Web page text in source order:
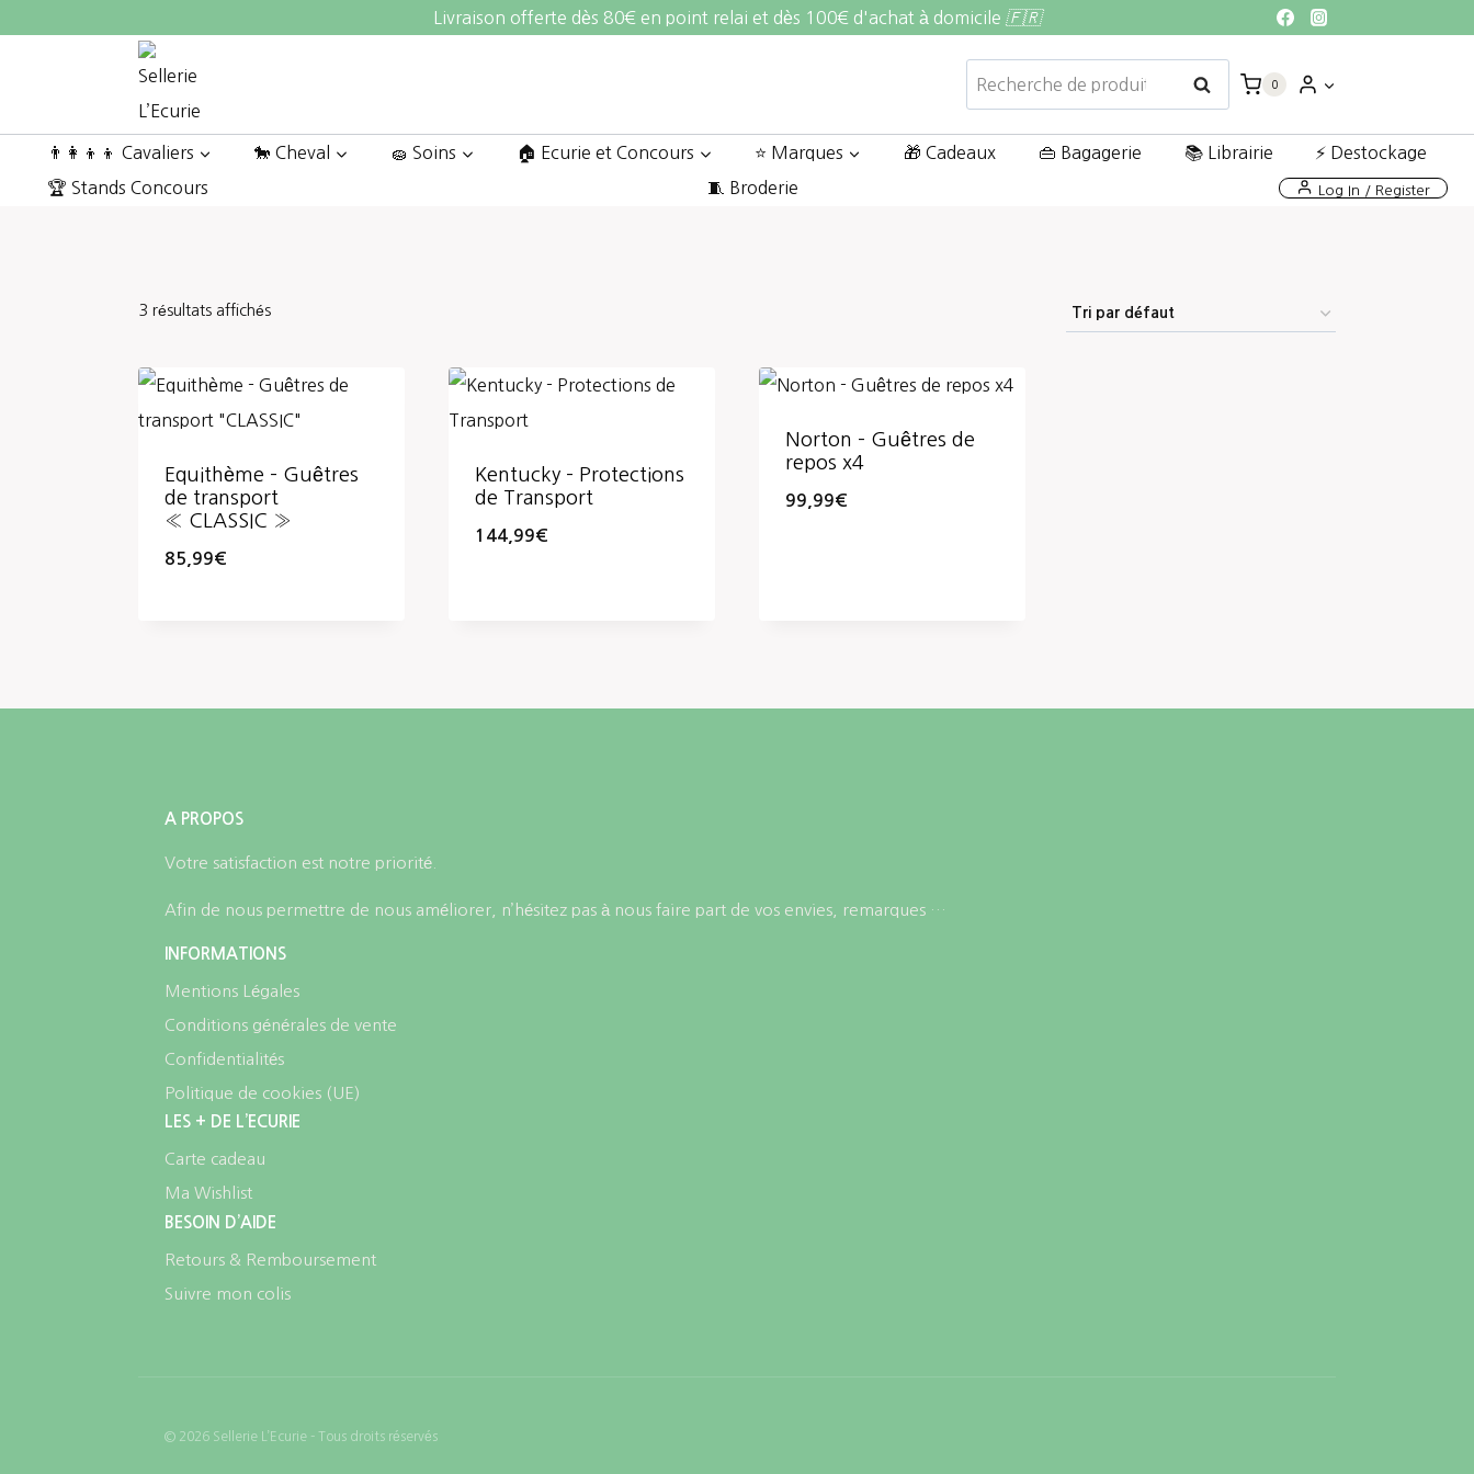
Livraison offerte dès 80€ en point relai et dès 100€ d'achat à domicile 🇫🇷
Recherche
pour :
Recherche
0
👨‍👩‍👦‍👦 Cavaliers 🐎 Cheval 🧽 Soins 🏠 Ecurie et Concours ⭐ Marques 🎁 Cadeaux 👜 Bagagerie 📚 Librairie ⚡ Destockage
🏆 Stands Concours 🧵 Broderie Log In / Register
3 résultats affichés
Equithème – Guêtres
de transport
« CLASSIC »
85,99€
Kentucky – Protections
de Transport
144,99€
Norton – Guêtres de
repos x4
99,99€
A PROPOS
Votre satisfaction est notre priorité.
Afin de nous permettre de nous améliorer, n’hésitez pas à nous faire part de vos envies, remarques …
INFORMATIONS
Mentions Légales
Conditions générales de vente
Confidentialités
Politique de cookies (UE)
LES + DE L’ECURIE
Carte cadeau
Ma Wishlist
BESOIN D’AIDE
Retours & Remboursement
Suivre mon colis
© 2026 Sellerie L’Ecurie - Tous droits réservés